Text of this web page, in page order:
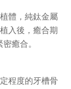
體，純鈦金屬
入後，癒合期
癒合。
程度的牙槽骨